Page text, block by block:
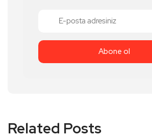
Related Posts